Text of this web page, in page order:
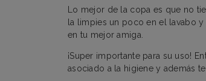
Lo mejor de la copa es que no
la limpies un poco en el lavabo
en tu mejor amiga.
¡Super importante para su uso!
asociado a la higiene y además